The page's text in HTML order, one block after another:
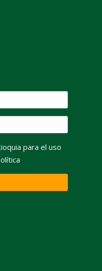
para el uso